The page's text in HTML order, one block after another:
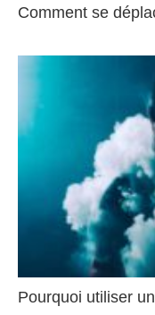
Comment se
Pourquoi utiliser